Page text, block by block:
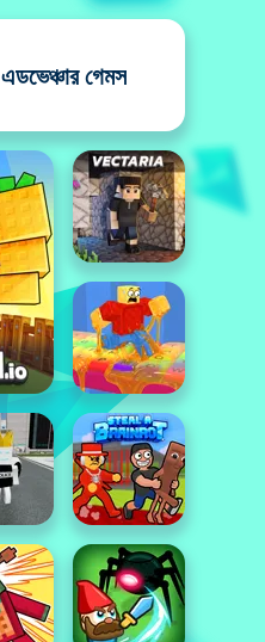
এডভেঞ্চার গেমস